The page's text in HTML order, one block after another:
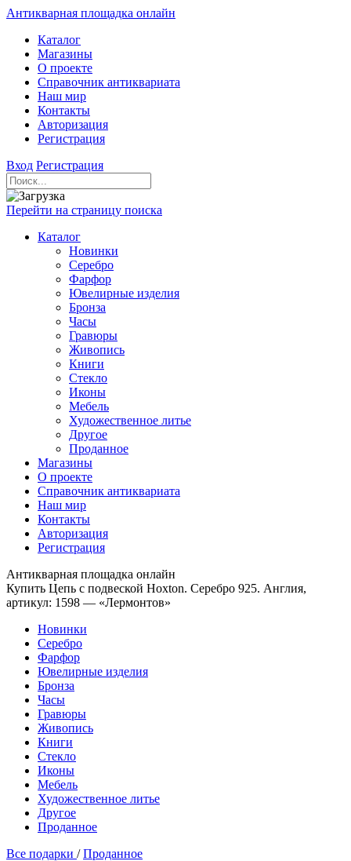
Антикварная площадка онлайн
Каталог
Магазины
О проекте
Справочник антиквариата
Наш мир
Контакты
Авторизация
Регистрация
Вход Регистрация
Перейти на страницу поиска
Каталог
Новинки
Серебро
Фарфор
Ювелирные изделия
Бронза
Часы
Гравюры
Живопись
Книги
Стекло
Иконы
Мебель
Художественное литье
Другое
Проданное
Магазины
О проекте
Справочник антиквариата
Наш мир
Контакты
Авторизация
Регистрация
Антикварная площадка онлайн
Купить Цепь с подвеской Hoxton. Серебро 925. Англия,
артикул: 1598 — «Лермонтов»
Новинки
Серебро
Фарфор
Ювелирные изделия
Бронза
Часы
Гравюры
Живопись
Книги
Стекло
Иконы
Мебель
Художественное литье
Другое
Проданное
Все подарки /Проданное